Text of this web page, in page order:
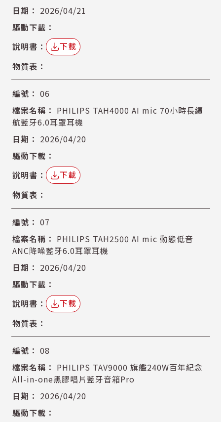
2026/04/21
下載
06
PHILIPS TAH4000 AI mic 70小時長續
航藍牙6.0耳罩耳機
2026/04/20
下載
07
PHILIPS TAH2500 AI mic 動態低音
ANC降噪藍牙6.0耳罩耳機
2026/04/20
下載
08
PHILIPS TAV9000 旗艦240W百年紀念
All-in-one黑膠唱片藍牙音箱Pro
2026/04/20